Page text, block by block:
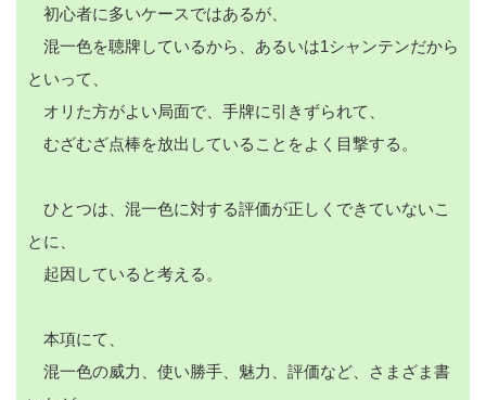
初心者に多いケースではあるが、
混一色を聴牌しているから、あるいは1シャンテンだから
といって、
オリた方がよい局面で、手牌に引きずられて、
むざむざ点棒を放出していることをよく目撃する。
ひとつは、混一色に対する評価が正しくできていないこ
とに、
起因していると考える。
本項にて、
混一色の威力、使い勝手、魅力、評価など、さまざま書